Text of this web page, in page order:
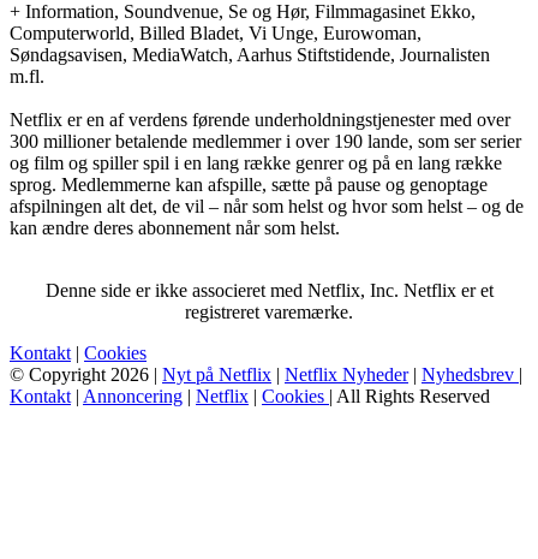
+ Information, Soundvenue, Se og Hør, Filmmagasinet Ekko,
Computerworld, Billed Bladet, Vi Unge, Eurowoman,
Søndagsavisen, MediaWatch, Aarhus Stiftstidende, Journalisten
m.fl.
Netflix er en af verdens førende underholdningstjenester med over
300 millioner betalende medlemmer i over 190 lande, som ser serier
og film og spiller spil i en lang række genrer og på en lang række
sprog. Medlemmerne kan afspille, sætte på pause og genoptage
afspilningen alt det, de vil – når som helst og hvor som helst – og de
kan ændre deres abonnement når som helst.
Denne side er ikke associeret med Netflix, Inc. Netflix er et
registreret varemærke.
Kontakt | Cookies
© Copyright 2026 | Nyt på Netflix | Netflix Nyheder| Nyhedsbrev |
Kontakt | Annoncering | Netflix | Cookies | All Rights Reserved